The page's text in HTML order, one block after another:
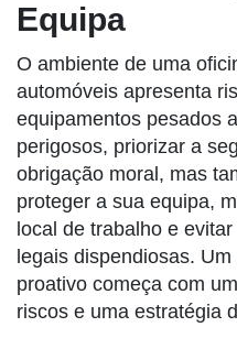
Equipa
O ambiente de uma
automóveis apresenta
equipamentos pesados
perigosos, priorizar a
obrigação moral, mas
proteger a sua equipa,
local de trabalho e
legais dispendiosas.
proativo começa com
riscos e uma estratégia